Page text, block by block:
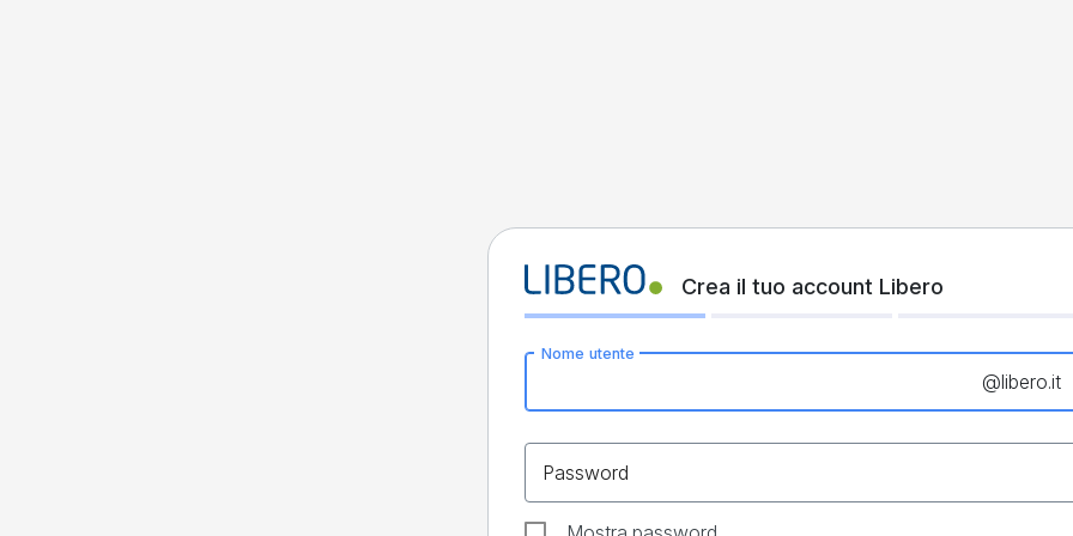
Crea il tuo account Libero
Nome utente
@libero.it
Password